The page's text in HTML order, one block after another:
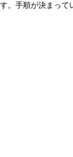
。手順が決まっ